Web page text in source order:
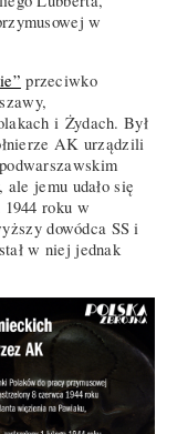
w
przeciwko
i Żydach. Był
AK urządzili
ale jemu udało się
roku w
dowódca SS i
w niej jednak